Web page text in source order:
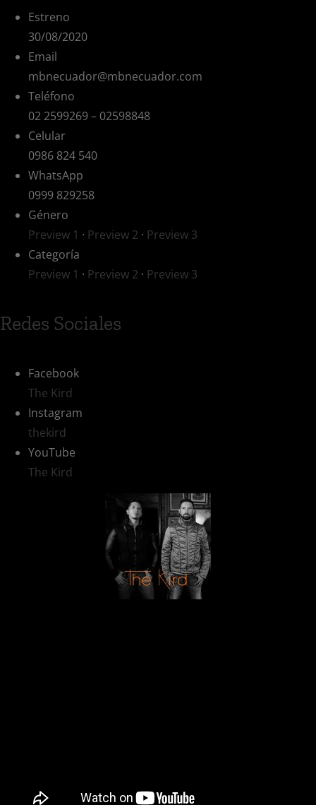
Estreno
30/08/2020
Email
mbnecuador@mbnecuador.com
Teléfono
02 2599269 – 02598848
Celular
0986 824 540
WhatsApp
0999 829258
Género
Preview 1 · Preview 2 · Preview 3
Categoría
Preview 1 · Preview 2 · Preview 3
Redes Sociales
Facebook
The Kird
Instagram
thekird
YouTube
The Kird